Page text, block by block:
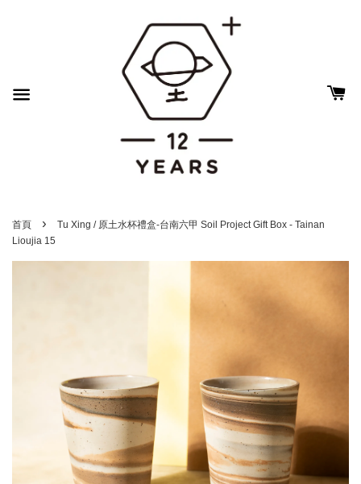
首頁 ›
Tu Xing / 原土水杯禮盒-台南六甲 Soil Project Gift Box - Tainan
Lioujia 15